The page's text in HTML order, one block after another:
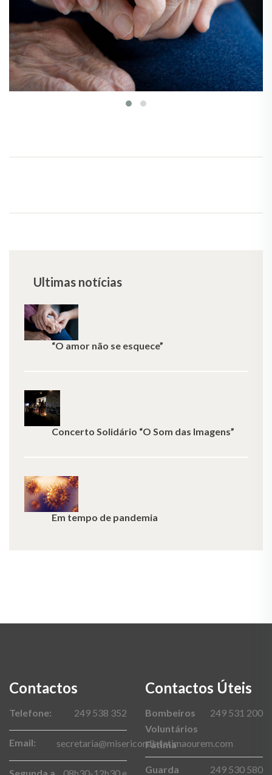
Ultimas notícias
“O amor não se esquece”
Concerto Solidário “O Som das Imagens”
Em tempo de pandemia
Contactos
Telefone: 249 538 352
Email: secretaria@misericordiafatimaourem.com
Contactos Úteis
Bombeiros
Voluntários
Fátima
249 531 200
Guarda 249 530 580